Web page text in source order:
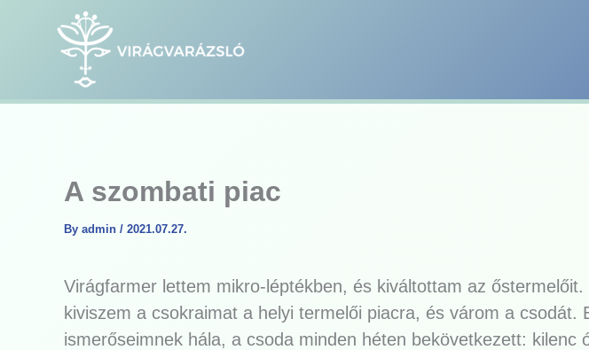
A szombati piac
By admin / 2021.07.27.
Virágfarmer lettem mikro-léptékben, és kiváltottam az
kiviszem a csokraimat a helyi termelői piacra, és várom a csodát.
ismerőseimnek hála, a csoda minden héten bekövetkezett: kilenc